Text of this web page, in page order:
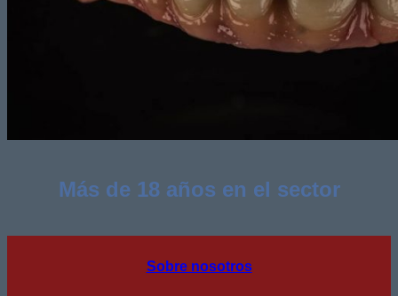
Más de 18 años en el sector
Sobre nosotros